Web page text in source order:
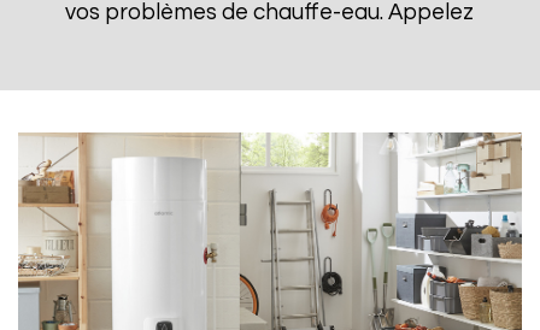
vos problèmes de chauffe-eau. Appelez